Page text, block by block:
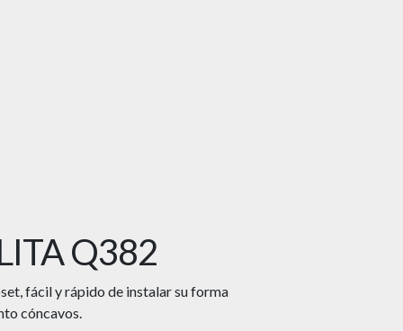
Q382
fácil y rápido de instalar su forma
cóncavos.